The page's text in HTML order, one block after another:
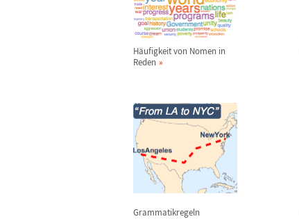
Häufigkeit von Nomen in
Reden
Grammatikregeln